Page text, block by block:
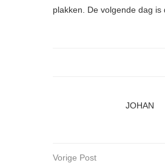
plakken. De volgende dag
JOHAN
Vorige Post